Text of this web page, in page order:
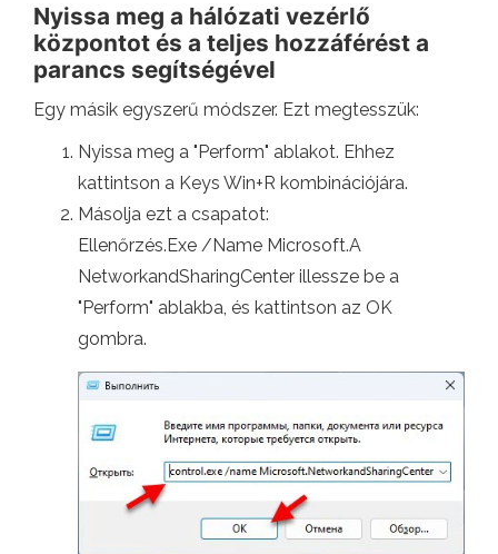
Nyissa meg a hálózati vezérlő
központot és a teljes hozzáférést a
parancs segítségével
Egy másik egyszerű módszer. Ezt megtesszük:
Nyissa meg a "Perform" ablakot. Ehhez
kattintson a Keys Win+R kombinációjára.
Másolja ezt a csapatot:
Ellenőrzés.Exe /Name Microsoft.A
NetworkandSharingCenter illessze be a
"Perform" ablakba, és kattintson az OK
gombra.